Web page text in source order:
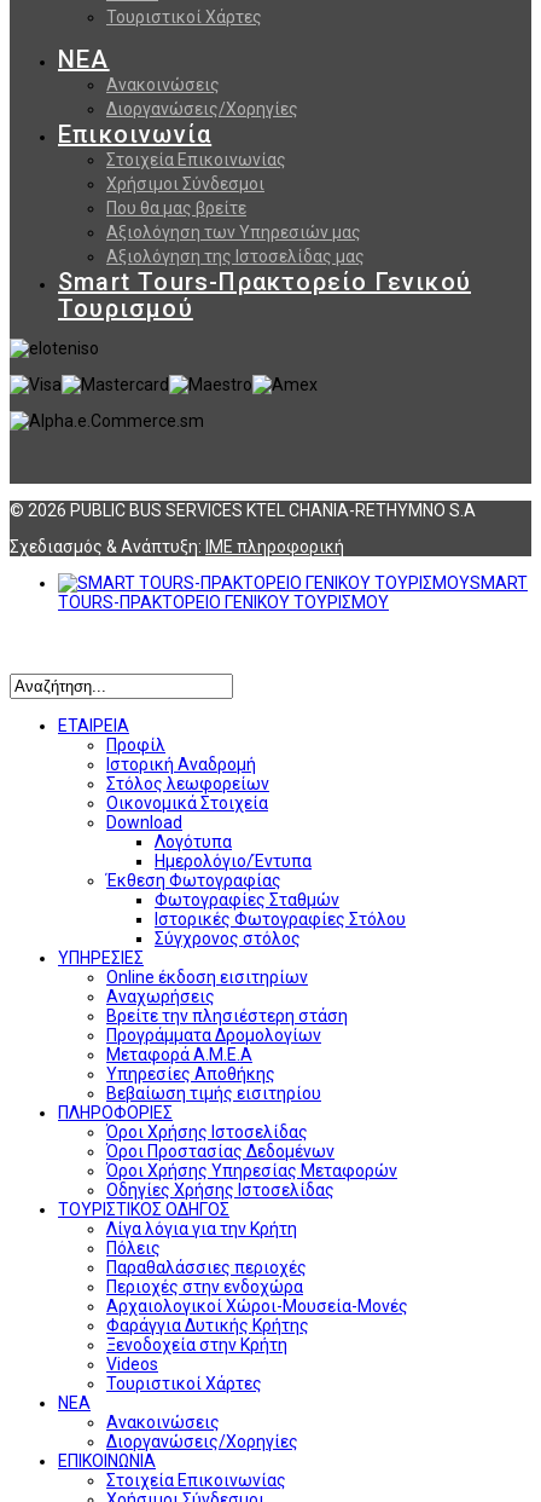
Τουριστικοί Χάρτες
ΝΕΑ
Ανακοινώσεις
Διοργανώσεις/Χορηγίες
Επικοινωνία
Στοιχεία Επικοινωνίας
Χρήσιμοι Σύνδεσμοι
Που θα μας βρείτε
Αξιολόγηση των Υπηρεσιών μας
Αξιολόγηση της Ιστοσελίδας μας
Smart Tours-Πρακτορείο Γενικού
Τουρισμού
© 2026 PUBLIC BUS SERVICES KTEL CHANIA-RETHYMNO S.A
Σχεδιασμός & Ανάπτυξη: ΙΜΕ πληροφορική
SMART
TOURS-ΠΡΑΚΤΟΡΕΙΟ ΓΕΝΙΚΟΥ ΤΟΥΡΙΣΜΟΥ
ΕΤΑΙΡΕΙΑ
Προφίλ
Ιστορική Αναδρομή
Στόλος λεωφορείων
Οικονομικά Στοιχεία
Download
Λογότυπα
Ημερολόγιο/Έντυπα
Έκθεση Φωτογραφίας
Φωτογραφίες Σταθμών
Ιστορικές Φωτογραφίες Στόλου
Σύγχρονος στόλος
ΥΠΗΡΕΣΙΕΣ
Online έκδοση εισιτηρίων
Αναχωρήσεις
Βρείτε την πλησιέστερη στάση
Προγράμματα Δρομολογίων
Μεταφορά Α.Μ.Ε.Α
Υπηρεσίες Αποθήκης
Βεβαίωση τιμής εισιτηρίου
ΠΛΗΡΟΦΟΡΙΕΣ
Όροι Χρήσης Ιστοσελίδας
Όροι Προστασίας Δεδομένων
Όροι Χρήσης Υπηρεσίας Μεταφορών
Οδηγίες Χρήσης Ιστοσελίδας
ΤΟΥΡΙΣΤΙΚΟΣ ΟΔΗΓΟΣ
Λίγα λόγια για την Κρήτη
Πόλεις
Παραθαλάσσιες περιοχές
Περιοχές στην ενδοχώρα
Αρχαιολογικοί Χώροι-Μουσεία-Μονές
Φαράγγια Δυτικής Κρήτης
Ξενοδοχεία στην Κρήτη
Videos
Τουριστικοί Χάρτες
ΝΕΑ
Ανακοινώσεις
Διοργανώσεις/Χορηγίες
ΕΠΙΚΟΙΝΩΝΙΑ
Στοιχεία Επικοινωνίας